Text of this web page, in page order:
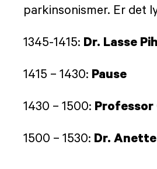
parkinsonismer. Er det
1345-1415: Dr. Lasse
1415 – 1430: Pause
1430 – 1500: Professor
1500 – 1530: Dr.